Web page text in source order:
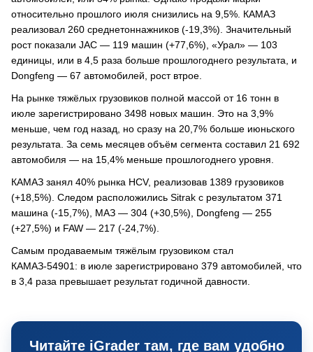
относительно прошлого июля снизились на 9,5%. КАМАЗ
реализовал 260 среднетоннажников (-19,3%). Значительный
рост показали JAC — 119 машин (+77,6%), «Урал» — 103
единицы, или в 4,5 раза больше прошлогоднего результата, и
Dongfeng — 67 автомобилей, рост втрое.
На рынке тяжёлых грузовиков полной массой от 16 тонн в
июле зарегистрировано 3498 новых машин. Это на 3,9%
меньше, чем год назад, но сразу на 20,7% больше июньского
результата. За семь месяцев объём сегмента составил 21 692
автомобиля — на 15,4% меньше прошлогоднего уровня.
КАМАЗ занял 40% рынка HCV, реализовав 1389 грузовиков
(+18,5%). Следом расположились Sitrak с результатом 371
машина (-15,7%), МАЗ — 304 (+30,5%), Dongfeng — 255
(+27,5%) и FAW — 217 (-24,7%).
Самым продаваемым тяжёлым грузовиком стал
КАМАЗ-54901: в июле зарегистрировано 379 автомобилей, что
в 3,4 раза превышает результат годичной давности.
Читайте iGrader там, где вам удобно